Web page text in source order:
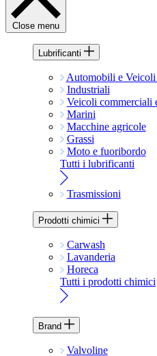
Close menu
Lubrificanti
Automobili e
Industriali
Veicoli commerciali
Marini
Macchine agricole
Grassi
Moto e fuoribordo
Tutti i lubrificanti
Trasmissioni
Prodotti chimici
Carwash
Lavanderia
Horeca
Tutti i prodotti chimici
Brand
Valvoline